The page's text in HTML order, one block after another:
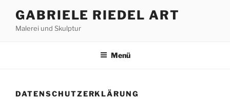
Inhalt
springen
GABRIELE RIEDEL ART
Malerei und Skulptur
Menü
DATENSCHUTZERKLÄRUNG